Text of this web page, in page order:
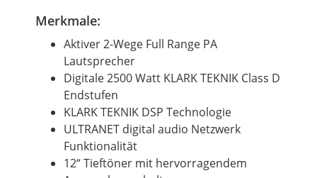
Merkmale:
Aktiver 2-Wege Full Range PA
Lautsprecher
Digitale 2500 Watt KLARK TEKNIK Class D
Endstufen
KLARK TEKNIK DSP Technologie
ULTRANET digital audio Netzwerk
Funktionalität
12“Tieftöner mit hervorragendem